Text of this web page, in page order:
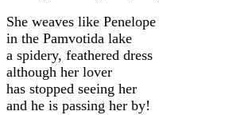
She weaves like Penelope
in the Pamvotida lake
a spidery, feathered dress
although her lover
has stopped seeing her
and he is passing her by!